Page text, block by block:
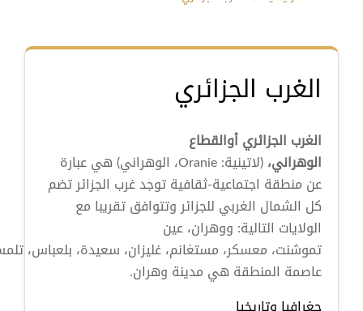
الغرب الجزائري
الغرب الجزائري أوالقطاع
الوهراني،
(لاتينية: Oranie، الوهراني) هي عبارة
عن منطقة اجتماعية-ثقافية توجد غرب الجزائر تضم
كل الشمال الغربي للجزائر وتتوافق تقريبا مع
الولايات التالية: ووهران، عين
تموشنت، معسكر، مستغانم، غليزان، سعيدة، بلعباس،
عاصمة المنطقة هي مدينة وهران.